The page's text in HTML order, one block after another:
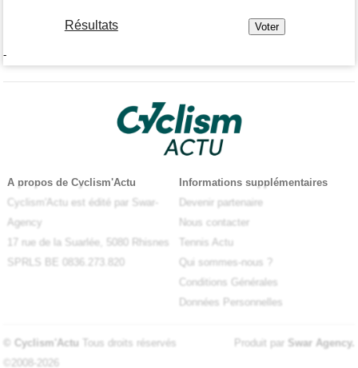
Résultats
-
A propos de Cyclism'Actu
Cyclism'Actu est édité par Swar-
Agency
17 rue de la Suarlée, 5080 Rhisnes
SPRLS BE 0836.273.820
Informations supplémentaires
Devenir partenaire
Nous contacter
Tennis Actu
Qui sommes-nous ?
Conditions Générales
Données Personnelles
© Cyclism'Actu Tous droits réservés
©2008-2026
Produit par Swar Agency.